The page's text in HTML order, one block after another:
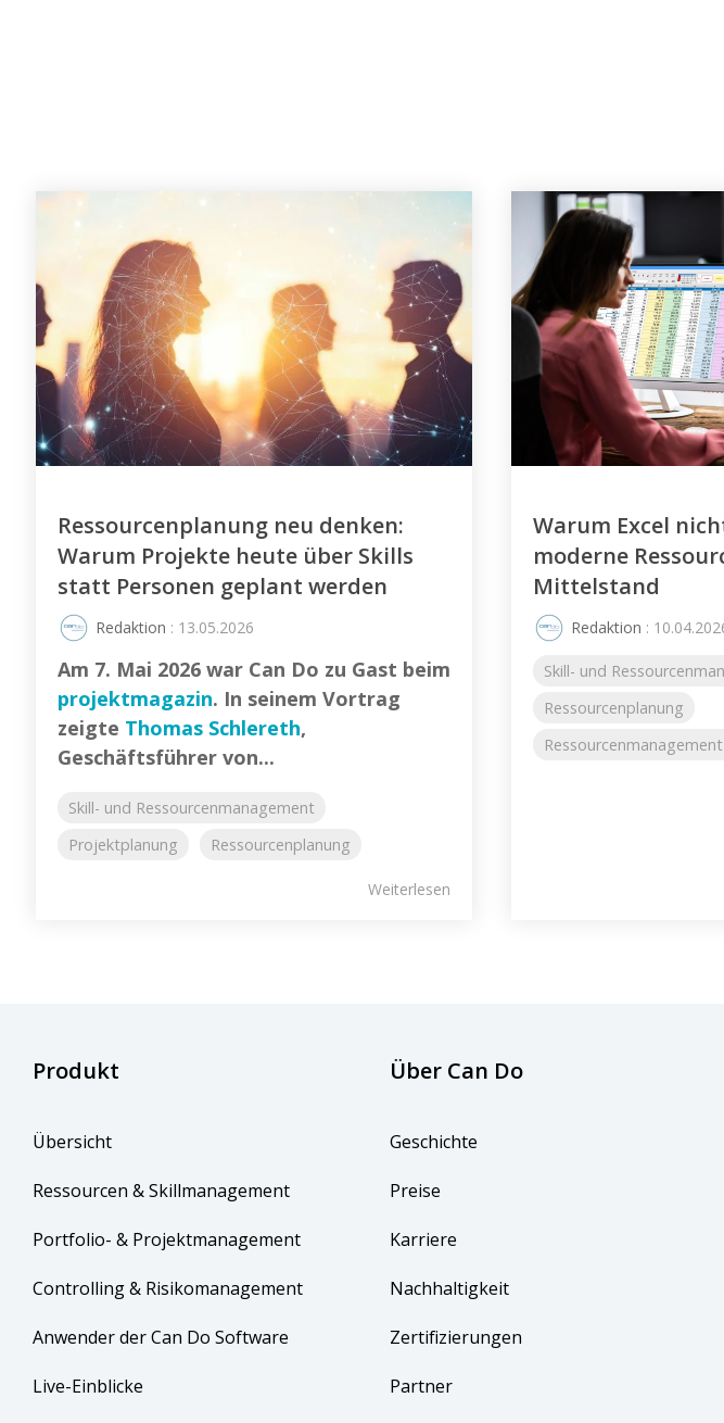
Ressourcenplanung neu denken:
Warum Projekte heute über Skills
statt Personen geplant werden
Redaktion : 13.05.2026
Am 7. Mai 2026 war Can Do zu Gast beim
projektmagazin. In seinem Vortrag
zeigte Thomas Schlereth,
Geschäftsführer von...
Skill- und Ressourcenmanagement
Projektplanung
Ressourcenplanung
Weiterlesen
Warum Excel
moderne
Mittelstand
Redaktion :
Skill- und
Ressourcenplanung
Produkt
Übersicht
Ressourcen & Skillmanagement
Portfolio- & Projektmanagement
Controlling & Risikomanagement
Anwender der Can Do Software
Live-Einblicke
Über Can Do
Geschichte
Preise
Karriere
Nachhaltigkeit
Zertifizierungen
Partner